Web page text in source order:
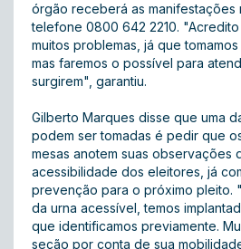
órgão receberá as manifestações
telefone 0800 642 2210.
muitos problemas, já que
mas faremos o possível para
surgirem", garantiu.
Gilberto Marques disse que uma
podem ser tomadas é pedir que
mesas anotem suas observações
acessibilidade dos eleitores, já
prevenção para o próximo pleito.
da urna acessível, temos
que identificamos previamente.
seção por conta de sua